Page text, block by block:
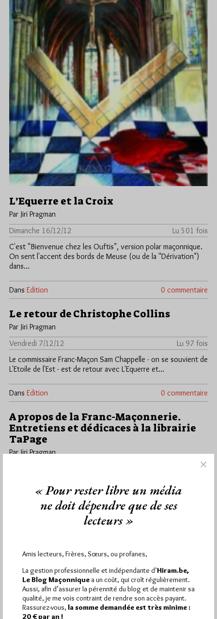
L’Equerre et la Croix
Par Jiri Pragman
Dimanche 16/12/12
Lu 501 fois
C'est "Bienvenue chez les Ouftis", version polar maçonnique.
On sent l'accent des bords de Meuse (ou de la "Dérivation")
dans…
Dans Edition 0 commentaire
Le retour de Christophe Collins
Par Jiri Pragman
Vendredi 7/12/12
Lu 97 fois
Le commissaire Franc-Maçon Sam Chappelle - on se souvient de
L'Etoile de l'Est - est de retour avec L'Equerre et…
Dans Edition 0 commentaire
A propos de la Franc-Maçonnerie.
Entretiens et dédicaces à la librairie
TaPage
Par Jiri Pragman
Lu 165 fois
Le Blog Maçonnique et les librairies TaPage et La Cale Sèche se
sont associés pour proposer un après-midi d'entretiens avec…
Par Jiri Pragman
Mardi 21/06/11
Lu 127 fois
L'auteur de L'Etoile de l'Est, Christophe Collins, rencontrera ses
lecteurs le samedi 25 juin 2011 de 16h30 à 18h à…
« Pour rester libre un média
ne doit dépendre que de ses
lecteurs »
Amis lecteurs, Frères, Sœurs, ou profanes,
La gestion professionnelle et indépendante d’Hiram.be,
Le Blog Maçonnique a un coût, qui croît régulièrement.
Aussi, afin d’assurer la pérennité du blog et de maintenir sa
qualité, je me vois contraint de rendre son accès payant.
Rassurez-vous, la somme demandée est très minime :
20 € par an !